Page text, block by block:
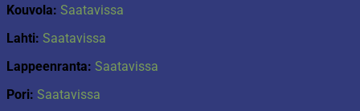
Kouvola: Saatavissa
Lahti: Saatavissa
Lappeenranta: Saatavissa
Pori: Saatavissa